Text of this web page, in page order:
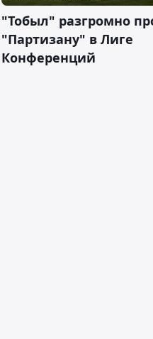
"Тобыл" разгромно
"Партизану" в Лиге
Конференций